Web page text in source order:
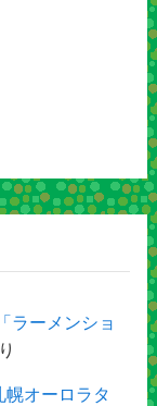
ラーメンショ
オーロラタ